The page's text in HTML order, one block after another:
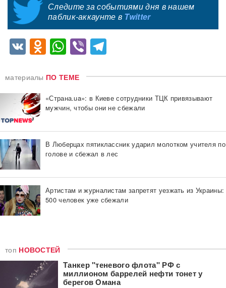
Следите за событиями дня в нашем
паблик-аккаунте в Twitter
VKOdnoklassniki
WhatsApp
Viber
материалы ПО ТЕМЕ
«Страна.ua»: в Киеве сотрудники ТЦК привязывают
мужчин, чтобы они не сбежали
В Люберцах пятиклассник ударил молотком учителя по
голове и сбежал в лес
Артистам и журналистам запретят уезжать из Украины:
500 человек уже сбежали
топ НОВОСТЕЙ
Танкер "теневого флота" РФ с
миллионом баррелей нефти тонет у
берегов Омана